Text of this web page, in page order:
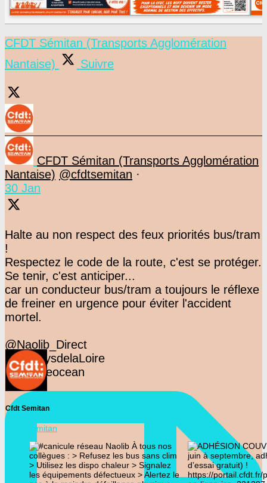
CFDT Sémitan (Transports Agglomération
Nantaise)
Suivre
CFDT Sémitan (Transports Agglomération
Nantaise) @cfdtsemitan ·
30 Jan
Halte au non respect des feux priorités bus/tram
!
Respectez le code de la route, c'est se protéger.
Se tenir, c'est anticiper...
car un conducteur bus/tram a toujours le réflexe
de freiner en urgence pour éviter l'accident
mortel.
@Naolib_Direct
@F3PaysdelaLoire
@presseocean
Cfdt Semitan
@cfdtsemitan